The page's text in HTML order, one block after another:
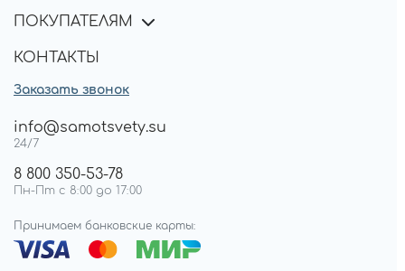
ПОКУПАТЕЛЯМ
КОНТАКТЫ
Заказать звонок
info@samotsvety.su
24/7
8 800 350-53-78
Пн-Пт с 8:00 до 17:00
Принимаем банковские карты: